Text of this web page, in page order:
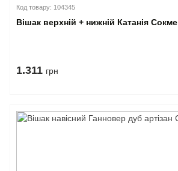
Код товару: 104345
Вішак верхній + нижній Катанія Сокме
1.311 грн